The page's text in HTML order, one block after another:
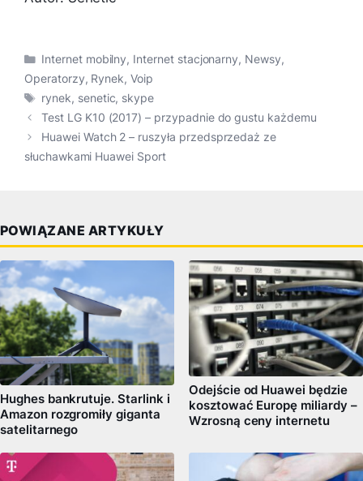
Kategorie
Internet mobilny, Internet stacjonarny, Newsy,
Operatorzy, Rynek,Voip
Tagi
rynek, senetic, skype
Test LG K10 (2017) – przypadnie do gustu każdemu
Huawei Watch 2 – ruszyła przedsprzedaż ze
słuchawkami Huawei Sport
POWIĄZANE ARTYKUŁY
Hughes bankrutuje. Starlink i
Amazon rozgromiły giganta
satelitarnego
Odejście od Huawei będzie
kosztować Europę miliardy –
Wzrosną ceny internetu